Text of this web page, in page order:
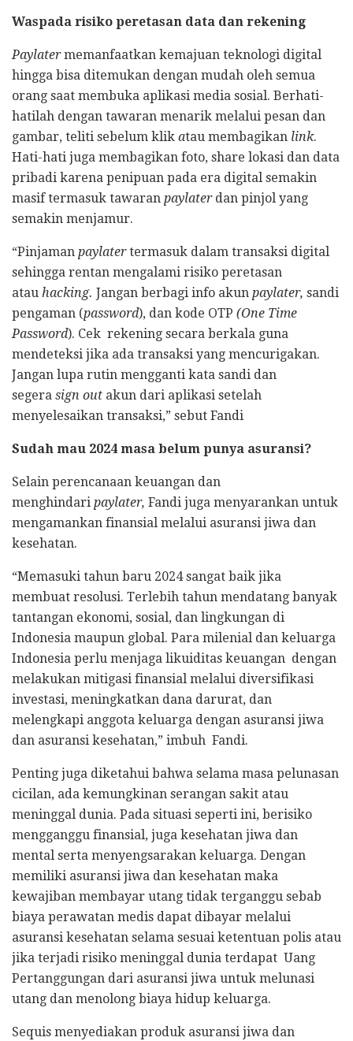
Waspada risiko peretasan data dan rekening
Paylatermemanfaatkan kemajuan teknologi digital
hingga bisa ditemukan dengan mudah oleh semua
orang saat membuka aplikasi media sosial. Berhati-
hatilah dengan tawaran menarik melalui pesan dan
gambar, teliti sebelum klik atau membagikan link.
Hati-hati juga membagikan foto, share lokasi dan data
pribadi karena penipuan pada era digital semakin
masif termasuk tawaran paylater dan pinjol yang
semakin menjamur.
“Pinjaman paylatertermasuk dalam transaksi digital
sehingga rentan mengalami risiko peretasan
atau hacking. Jangan berbagi info akun paylater, sandi
pengaman (password), dan kode OTP (One Time
Password). Cek rekening secara berkala guna
mendeteksi jika ada transaksi yang mencurigakan.
Jangan lupa rutin mengganti kata sandi dan
segera sign out akun dari aplikasi setelah
menyelesaikan transaksi,” sebut Fandi
Sudah mau 2024 masa belum punya asuransi?
Selain perencanaan keuangan dan
menghindari paylater, Fandi juga menyarankan untuk
mengamankan finansial melalui asuransi jiwa dan
kesehatan.
“Memasuki tahun baru 2024 sangat baik jika
membuat resolusi. Terlebih tahun mendatang banyak
tantangan ekonomi, sosial, dan lingkungan di
Indonesia maupun global. Para milenial dan keluarga
Indonesia perlu menjaga likuiditas keuangan dengan
melakukan mitigasi finansial melalui diversifikasi
investasi, meningkatkan dana darurat, dan
melengkapi anggota keluarga dengan asuransi jiwa
dan asuransi kesehatan,” imbuh Fandi.
Penting juga diketahui bahwa selama masa pelunasan
cicilan, ada kemungkinan serangan sakit atau
meninggal dunia. Pada situasi seperti ini, berisiko
mengganggu finansial, juga kesehatan jiwa dan
mental serta menyengsarakan keluarga. Dengan
memiliki asuransi jiwa dan kesehatan maka
kewajiban membayar utang tidak terganggu sebab
biaya perawatan medis dapat dibayar melalui
asuransi kesehatan selama sesuai ketentuan polis atau
jika terjadi risiko meninggal dunia terdapat Uang
Pertanggungan dari asuransi jiwa untuk melunasi
utang dan menolong biaya hidup keluarga.
Sequis menyediakan produk asuransi jiwa dan